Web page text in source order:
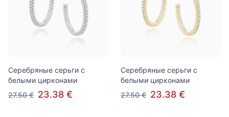
Серебряные серьги с
белыми цирконами
27.50 € 23.38 €
Серебряные серьги с
белыми цирконами
27.50 € 23.38 €